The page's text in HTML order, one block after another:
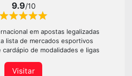
9.9/10
em apostas legalizadas
lista de mercados esportivos
cardápio de modalidades e ligas
Visitar